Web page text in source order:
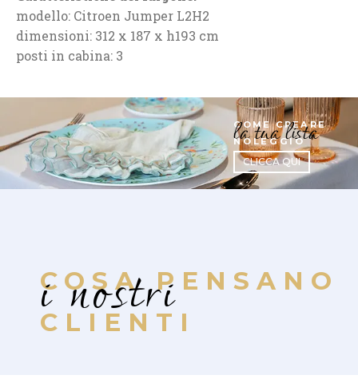
modello: Citroen Jumper L2H2
dimensioni: 312 x 187 x h193 cm
posti in cabina: 3
COME CREARE
la tua lista
NOLEGGIO
CLICCA QUI
COSA PENSANO
i nostri
CLIENTI